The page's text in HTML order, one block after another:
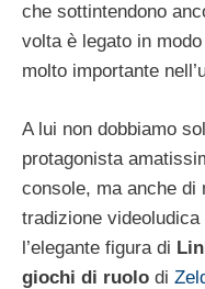
che sottintendono
volta è legato in
molto importante
A lui non dobbiamo
protagonista
console, ma anche
tradizione videoludica
l’elegante figura di
giochi di ruolo di